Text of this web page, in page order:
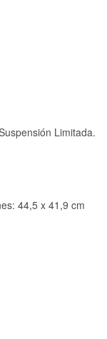
Limitada.
44,5 x 41,9 cm